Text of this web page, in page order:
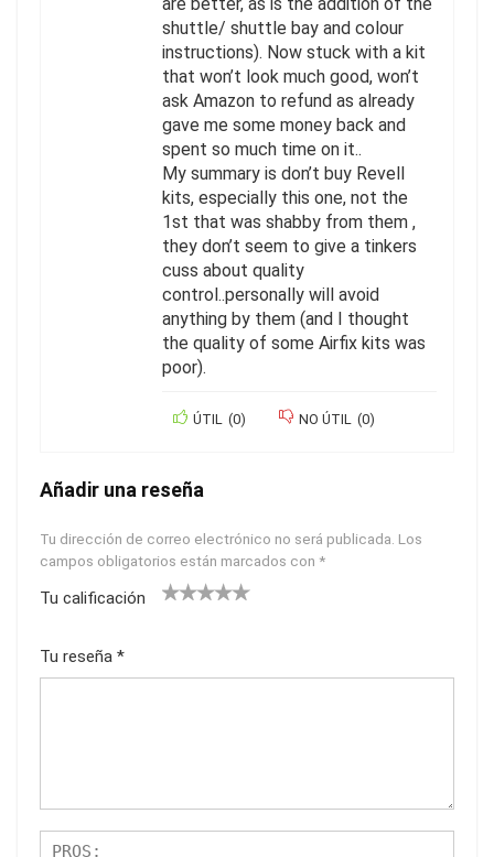
shuttle/ shuttle bay and colour
instructions). Now stuck with a kit
that won’t look much good, won’t
ask Amazon to refund as already
gave me some money back and
spent so much time on it..
My summary is don’t buy Revell
kits, especially this one, not the
1st that was shabby from them ,
they don’t seem to give a tinkers
cuss about quality
control..personally will avoid
anything by them (and I thought
the quality of some Airfix kits was
poor).
ÚTIL (0) NO ÚTIL (0)
Añadir una reseña
Tu dirección de correo electrónico no será publicada. Los
campos obligatorios están marcados con *
Tu calificación
Tu reseña *